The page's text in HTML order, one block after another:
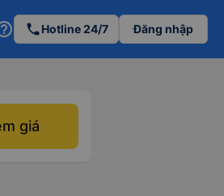
phoneHotline 24/7 Đăng nhập
giá